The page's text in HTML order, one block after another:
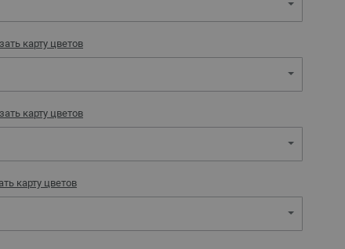
карту цветов
карту цветов
карту цветов